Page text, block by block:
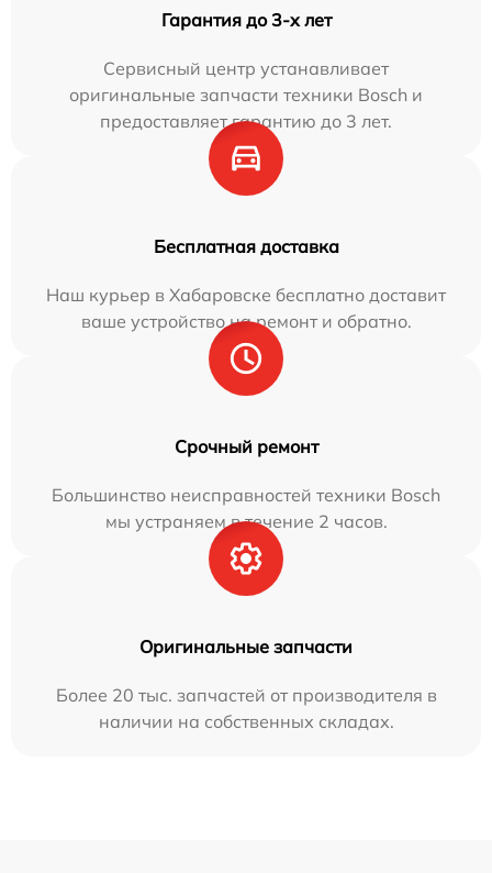
Гарантия до 3-х лет
Сервисный центр устанавливает
оригинальные запчасти техники Bosch и
предоставляет гарантию до 3 лет.
Бесплатная доставка
Наш курьер в Хабаровске бесплатно доставит
ваше устройство на ремонт и обратно.
Срочный ремонт
Большинство неисправностей техники Bosch
мы устраняем в течение 2 часов.
Оригинальные запчасти
Более 20 тыс. запчастей от производителя в
наличии на собственных складах.